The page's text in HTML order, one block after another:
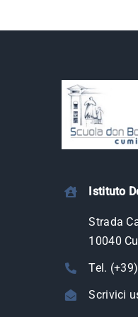
Istituto
Strada
10040
Tel.
Scrivici